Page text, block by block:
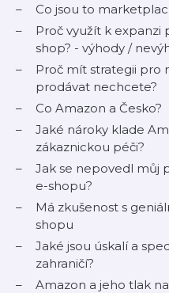
Co jsou to
Proč využít k expanzi
shop? - výhody /
Proč mít strategii pro
prodávat nechcete?
Co Amazon a Česko?
Jaké nároky klade
zákaznickou péči?
Jak se nepovedl můj
e-shopu?
Má zkušenost s
shopu
Jaké jsou úskalí a
zahraničí?
Amazon a jeho tlak